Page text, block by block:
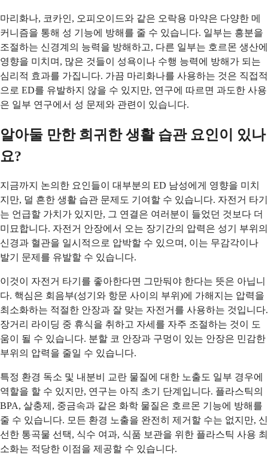
마리화나, 코카인, 오피오이드와 같은 오락용 마약은 다양한 메
커니즘을 통해 성 기능에 방해를 줄 수 있습니다. 일부는 흥분을
조절하는 신경계의 능력을 방해하고, 다른 일부는 호르몬 생산에
영향을 미치며, 많은 것들이 성욕이나 수행 능력에 방해가 되는
심리적 효과를 가집니다. 가끔 마리화나를 사용하는 것은 직접적
으로 ED를 유발하지 않을 수 있지만, 연구에 따르면 과도한 사용
은 일부 연구에서 성 문제와 관련이 있습니다.
알아둘 만한 희귀한 생활 습관 요인이 있나
요?
지금까지 논의한 요인들이 대부분의 ED 남성에게 영향을 미치
지만, 덜 흔한 생활 습관 문제도 기여할 수 있습니다. 자전거 타기
는 언급할 가치가 있지만, 그 연결은 여러분이 들었던 것보다 더
미묘합니다. 자전거 안장에서 오는 장기간의 압력은 성기 부위의
신경과 혈관을 일시적으로 압박할 수 있으며, 이는 무감각이나
발기 문제를 유발할 수 있습니다.
이것이 자전거 타기를 좋아한다면 그만둬야 한다는 뜻은 아닙니
다. 핵심은 회음부(성기와 항문 사이의 부위)에 가해지는 압력을
최소화하는 적절한 안장과 잘 맞는 자전거를 사용하는 것입니다.
장거리 라이딩 중 휴식을 취하고 자세를 자주 조절하는 것이 도
움이 될 수 있습니다. 분할 코 안장과 구멍이 있는 안장은 민감한
부위의 압력을 줄일 수 있습니다.
특정 환경 독소 및 내분비 교란 물질에 대한 노출도 일부 경우에
역할을 할 수 있지만, 연구는 아직 초기 단계입니다. 플라스틱의
BPA, 살충제, 중금속과 같은 화학 물질은 호르몬 기능에 방해를
줄 수 있습니다. 모든 환경 노출을 완전히 제거할 수는 없지만, 신
선한 통곡물 선택, 식수 여과, 식품 보관을 위한 플라스틱 사용 최
소화는 적당한 이점을 제공할 수 있습니다.